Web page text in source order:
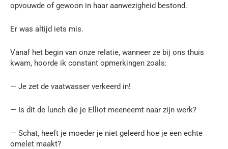
opvouwde of gewoon in haar aanwezigheid bestond.
Er was altijd iets mis.
Vanaf het begin van onze relatie, wanneer ze bij ons thuis
kwam, hoorde ik constant opmerkingen zoals:
— Je zet de vaatwasser verkeerd in!
— Is dit de lunch die je Elliot meeneemt naar zijn werk?
— Schat, heeft je moeder je niet geleerd hoe je een echte
omelet maakt?